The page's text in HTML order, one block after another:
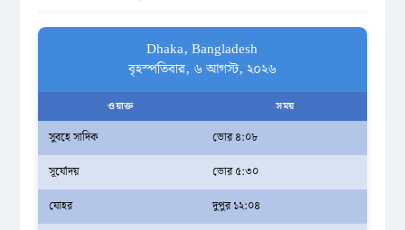
Dhaka, Bangladesh
বৃহস্পতিবার, ৬ আগস্ট, ২০২৬
ওয়াক্ত সময়
সুবহে সাদিক
ভোর ৪:০৮
সূর্যোদয়
ভোর ৫:৩০
যোহর
দুপুর ১২:০৪